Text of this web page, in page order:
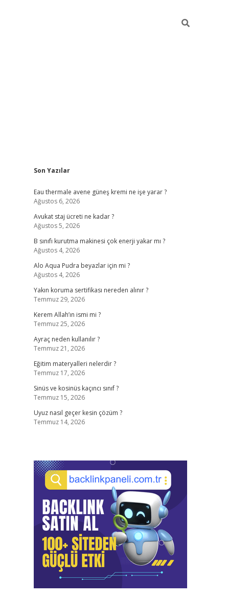
Sidebar
Son Yazılar
Eau thermale avene güneş kremi ne işe yarar ?
Ağustos 6, 2026
Avukat staj ücreti ne kadar ?
Ağustos 5, 2026
B sınıfı kurutma makinesi çok enerji yakar mı ?
Ağustos 4, 2026
Alo Aqua Pudra beyazlar için mi ?
Ağustos 4, 2026
Yakın koruma sertifikası nereden alınır ?
Temmuz 29, 2026
Kerem Allah’ın ismi mi ?
Temmuz 25, 2026
Ayraç neden kullanılır ?
Temmuz 21, 2026
Eğitim materyalleri nelerdir ?
Temmuz 17, 2026
Sinüs ve kosinüs kaçıncı sınıf ?
Temmuz 15, 2026
Uyuz nasıl geçer kesin çözüm ?
Temmuz 14, 2026